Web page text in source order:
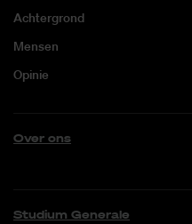
Achtergrond
Mensen
Opinie
Over ons
Studium Generale